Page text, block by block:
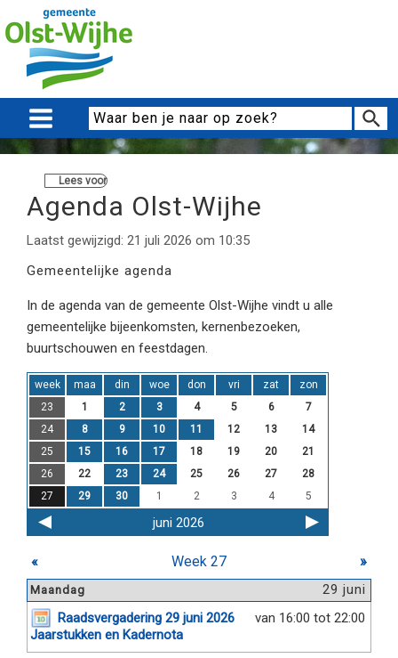
Lees voor
Agenda Olst-Wijhe
Laatst gewijzigd: 21 juli 2026 om 10:35
Gemeentelijke agenda
In de agenda van de gemeente Olst-Wijhe vindt u alle
gemeentelijke bijeenkomsten, kernenbezoeken,
buurtschouwen en feestdagen.
week maa din woe don vri zat
zon
23
1 2 3 4 5 6
7
24
8 9 10 11 12 13
14
25
15 16 17 18 19 20
21
26
22 23 24 25 26 27
28
27
29 30 1 2 3 4 5
juni 2026
« Week 27 »
29 juni
Maandag
van 16:00 tot 22:00
Raadsvergadering 29 juni 2026
Jaarstukken en Kadernota